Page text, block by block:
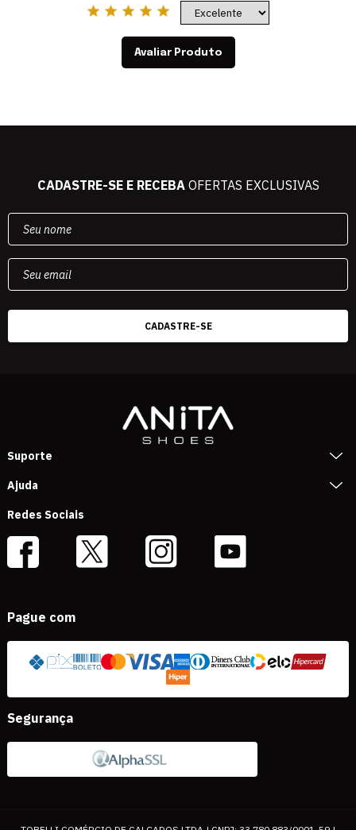
Avaliar Produto
CADASTRE-SE E RECEBAOFERTAS EXCLUSIVAS
Suporte
Ajuda
Redes Sociais
Pague com
Segurança